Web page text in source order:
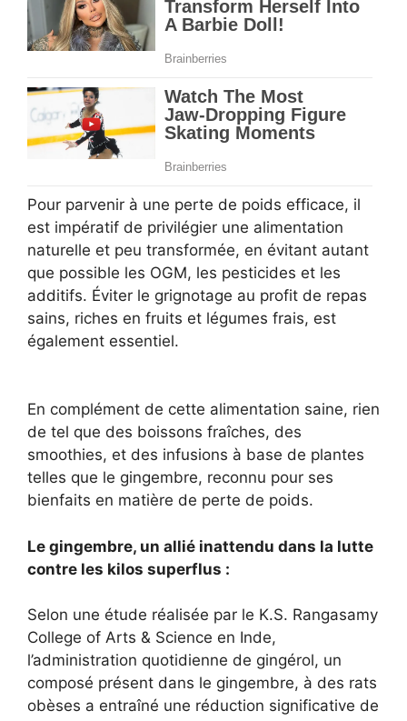
Pour parvenir à une perte de poids efficace, il
est impératif de privilégier une alimentation
naturelle et peu transformée, en évitant autant
que possible les OGM, les pesticides et les
additifs. Éviter le grignotage au profit de repas
sains, riches en fruits et légumes frais, est
également essentiel.
En complément de cette alimentation saine, rien
de tel que des boissons fraîches, des
smoothies, et des infusions à base de plantes
telles que le gingembre, reconnu pour ses
bienfaits en matière de perte de poids.
Le gingembre, un allié inattendu dans la lutte
contre les kilos superflus :
Selon une étude réalisée par le K.S. Rangasamy
College of Arts & Science en Inde,
l’administration quotidienne de gingérol, un
composé présent dans le gingembre, à des rats
obèses a entraîné une réduction significative de